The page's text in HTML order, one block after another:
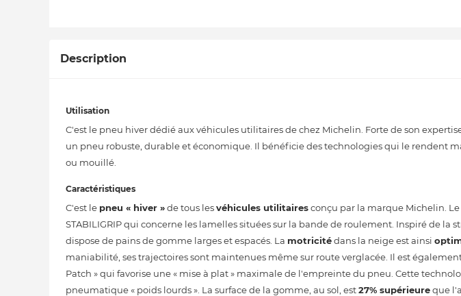
Description
Utilisation
C'est le pneu hiver dédié aux véhicules utilitaires de chez Michelin. Forte de son
un pneu robuste, durable et économique. Il bénéficie des technologies qui le rendent
ou mouillé.
Caractéristiques
C'est le pneu « hiver »de tous lesvéhicules utilitairesconçu par la marque Michelin.
STABILIGRIP qui concerne les lamelles situées sur la bande de roulement. Inspiré de la
dispose de pains de gomme larges et espacés. La motricitédans la neige est ainsi
maniabilité, ses trajectoires sont maintenues même sur route verglacée. Il est
Patch » qui favorise une « mise à plat » maximale de l'empreinte du pneu. Cette
pneumatique « poids lourds ». La surface de la gomme, au sol, est27% supérieureque